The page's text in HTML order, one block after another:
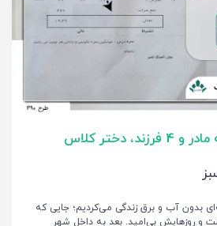
طرح 490: رهن خانه مادر و 4 فرزند، دختر کلاس
بدون آب و برق زندگی می‌کردیم؛ جایی که
بی‌امید. بعد به داخل شهر